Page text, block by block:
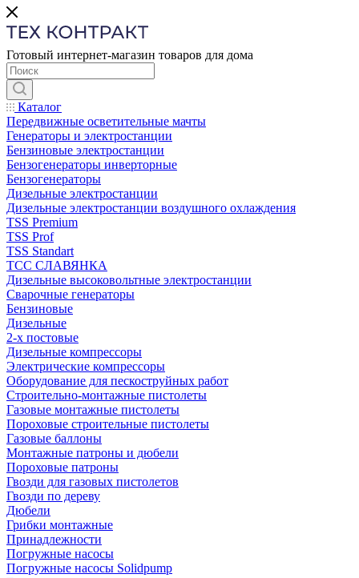
Готовый интернет-магазин товаров для дома
Каталог
Передвижные осветительные мачты
Генераторы и электростанции
Бензиновые электростанции
Бензогенераторы инверторные
Бензогенераторы
Дизельные электростанции
Дизельные электростанции воздушного охлаждения
TSS Premium
TSS Prof
TSS Standart
ТСС СЛАВЯНКА
Дизельные высоковольтные электростанции
Сварочные генераторы
Бензиновые
Дизельные
2-х постовые
Дизельные компрессоры
Электрические компрессоры
Оборудование для пескоструйных работ
Строительно-монтажные пистолеты
Газовые монтажные пистолеты
Пороховые строительные пистолеты
Газовые баллоны
Монтажные патроны и дюбели
Пороховые патроны
Гвозди для газовых пистолетов
Гвозди по дереву
Дюбели
Грибки монтажные
Принадлежности
Погружные насосы
Погружные насосы Solidpump